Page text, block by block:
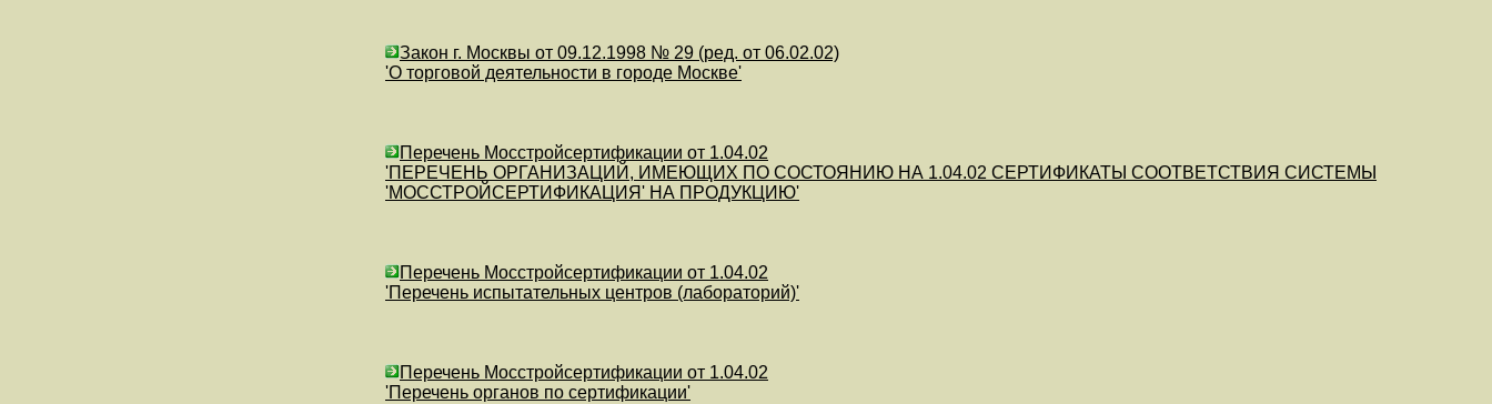
Закон г. Москвы от 09.12.1998 № 29 (ред. от 06.02.02)
'О торговой деятельности в городе Москве'
Перечень Мосстройсертификации от 1.04.02
'ПЕРЕЧЕНЬ ОРГАНИЗАЦИЙ, ИМЕЮЩИХ ПО СОСТОЯНИЮ НА 1.04.02 СЕРТИФИКАТЫ СООТВЕТСТВИЯ СИСТЕМЫ
'МОССТРОЙСЕРТИФИКАЦИЯ' НА ПРОДУКЦИЮ'
Перечень Мосстройсертификации от 1.04.02
'Перечень испытательных центров (лабораторий)'
Перечень Мосстройсертификации от 1.04.02
'Перечень органов по сертификации'